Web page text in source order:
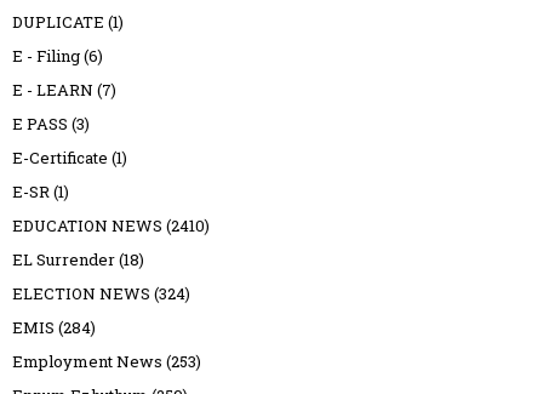
DUPLICATE (1)
E - Filing(6)
E - LEARN (7)
E PASS (3)
E-Certificate (1)
E-SR(1)
EDUCATION NEWS (2410)
EL Surrender(18)
ELECTION NEWS (324)
EMIS (284)
Employment News (253)